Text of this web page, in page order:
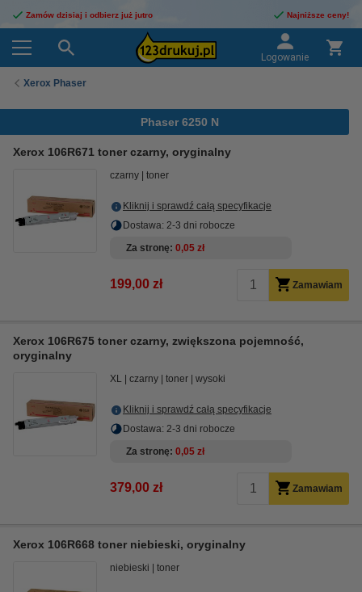
Zamów dzisiaj i odbierz już jutro Najniższe ceny!
Logowanie
Xerox Phaser
Phaser 6250 N
Xerox 106R671 toner czarny, oryginalny
czarny toner
Kliknij i sprawdź całą specyfikacje
Dostawa: 2-3 dni robocze
Za stronę 0,05 zł
199,00 zł Zamawiam
Xerox 106R675 toner czarny, zwiększona pojemność,
oryginalny
XL czarny toner wysoki
Kliknij i sprawdź całą specyfikacje
Dostawa: 2-3 dni robocze
Za stronę 0,05 zł
379,00 zł Zamawiam
Xerox 106R668 toner niebieski, oryginalny
niebieski toner